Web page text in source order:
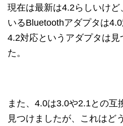
現在は最新は4.2らしいけ
いるBluetoothアダプタは
4.2対応というアダプタは見
た。
また、4.0は3.0や2.1との互
見つけましたが、これはど